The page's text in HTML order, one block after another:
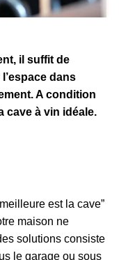
il suffit de
dans
A condition
cave à vin idéale.
est la cave”
maison ne
solutions consiste
le garage ou sous